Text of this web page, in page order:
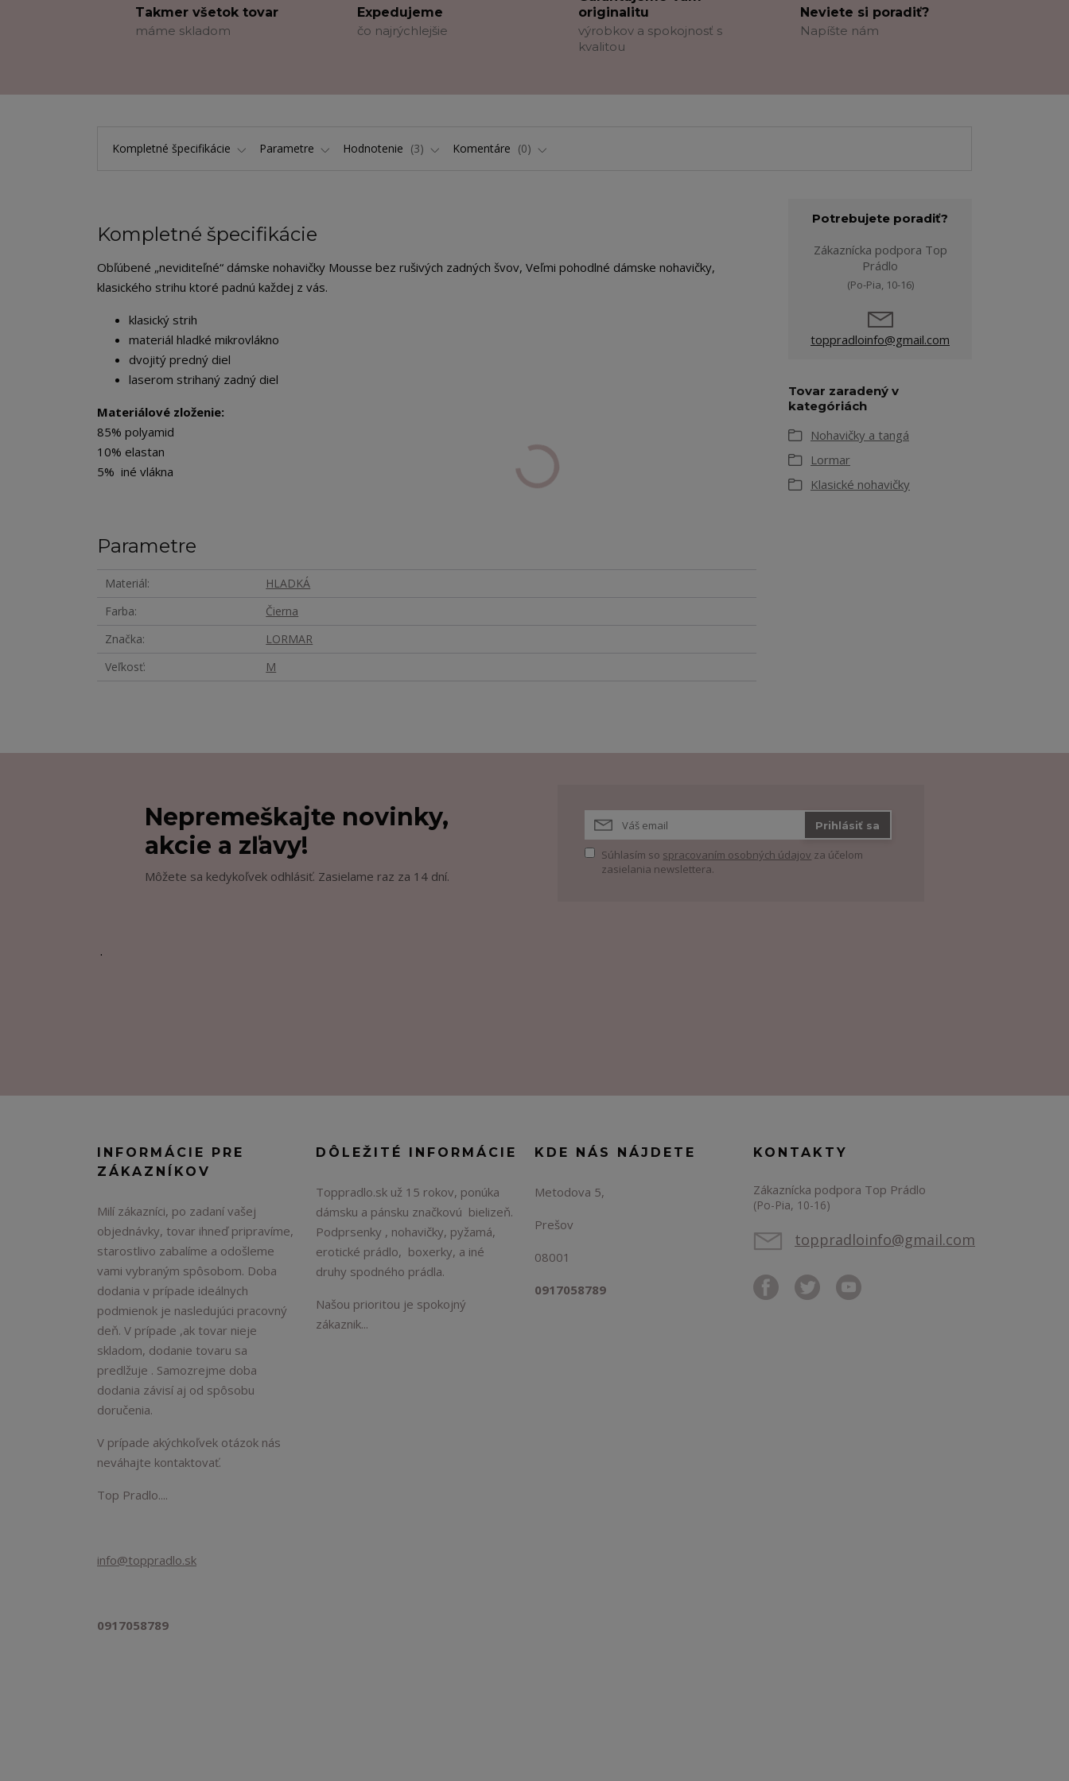
Takmer všetok tovar
máme skladom
Expedujeme
čo najrýchlejšie
originalitu
výrobkov a spokojnosť s
kvalitou
Neviete si poradiť?
Napíšte nám
Kompletné špecifikácie Parametre Hodnotenie 3 Komentáre 0
Kompletné špecifikácie
Obľúbené „neviditeľné“ dámske nohavičky Mousse bez rušivých zadných švov, Veľmi pohodlné dámske nohavičky,
klasického strihu ktoré padnú každej z vás.
klasický strih
materiál hladké mikrovlákno
dvojitý predný diel
laserom strihaný zadný diel
Materiálové zloženie:
85% polyamid
10% elastan
5% iné vlákna
Parametre
Materiál
HLADKÁ
Farba
Čierna
Značka
LORMAR
Veľkosť
M
Potrebujete poradiť?
Zákaznícka podpora Top
Prádlo
(Po-Pia, 10-16)
toppradloinfo@gmail.com
Tovar zaradený v
kategóriách
Nohavičky a tangá
Lormar
Klasické nohavičky
Nepremeškajte novinky,
akcie a zľavy!
Môžete sa kedykoľvek odhlásiť. Zasielame raz za 14 dní.
Prihlásiť sa
Súhlasím so spracovaním osobných údajov za účelom
zasielania newslettera.
.
INFORMÁCIE PRE
ZÁKAZNÍKOV
Milí zákazníci, po zadaní vašej
objednávky, tovar ihneď pripravíme,
starostlivo zabalíme a odošleme
vami vybraným spôsobom. Doba
dodania v prípade ideálnych
podmienok je nasledujúci pracovný
deň. V prípade ,ak tovar nieje
skladom, dodanie tovaru sa
predlžuje . Samozrejme doba
dodania závisí aj od spôsobu
doručenia.
V prípade akýchkoľvek otázok nás
neváhajte kontaktovať.
Top Pradlo....
info@toppradlo.sk
0917058789
DÔLEŽITÉ INFORMÁCIE
Toppradlo.sk už 15 rokov, ponúka
dámsku a pánsku značkovú bielizeň.
Podprsenky , nohavičky, pyžamá,
erotické prádlo, boxerky, a iné
druhy spodného prádla.
Našou prioritou je spokojný
zákaznik...
KDE NÁS NÁJDETE
Metodova 5,
Prešov
08001
0917058789
KONTAKTY
Zákaznícka podpora Top Prádlo
(Po-Pia, 10-16)
toppradloinfo@gmail.com